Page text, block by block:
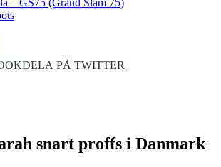
– GS75 (Grand Slam 75)
DELA PÅ TWITTER
snart proffs i Danmark